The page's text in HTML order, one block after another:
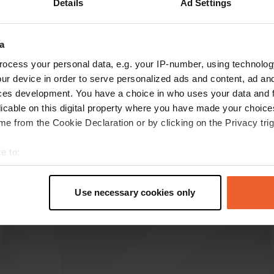
Details Ad Settings
your personal data, e.g. your IP-number, using
device in order to serve personalized ads and content, ad
development. You have a choice in who uses your data and
on this digital property where you have made your
from the Cookie Declaration or by clicking on the Privacy
to:
geographical location which can be accurate to within
personal data is processed and set your preferences in the
content and ads, to provide social media features and to
Use necessary cookies only
(32) Montre plus
avis
hkmeli
Il y a 1 semaine